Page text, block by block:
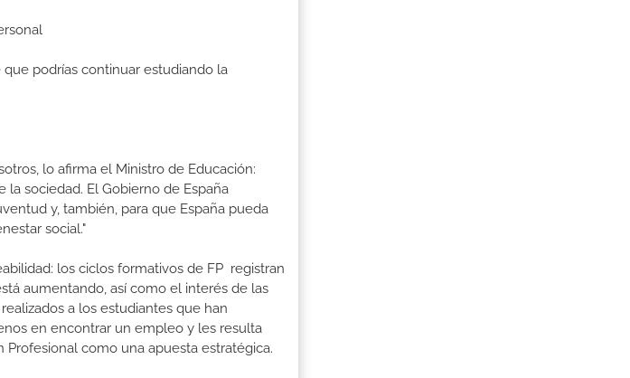
podrías continuar estudiando la
lo afirma el Ministro de Educación:
la sociedad. El Gobierno de España
y, también, para que España pueda
social."
los ciclos formativos de FP registran
aumentando, así como el interés de las
a los estudiantes que han
en encontrar un empleo y les resulta
como una apuesta estratégica.